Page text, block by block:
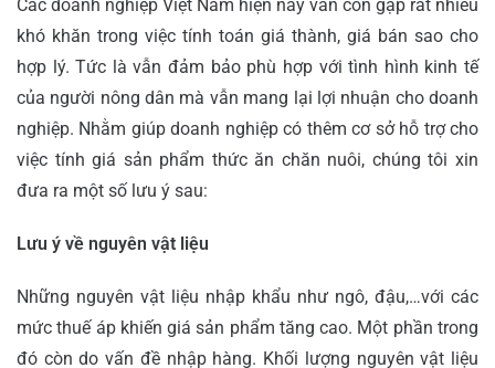
Các doanh nghiệp Việt Nam hiện nay vẫn còn gặp rất nhiều
khó khăn trong việc tính toán giá thành, giá bán sao cho
hợp lý. Tức là vẫn đảm bảo phù hợp với tình hình kinh tế
của người nông dân mà vẫn mang lại lợi nhuận cho doanh
nghiệp. Nhằm giúp doanh nghiệp có thêm cơ sở hỗ trợ cho
việc tính giá sản phẩm thức ăn chăn nuôi, chúng tôi xin
đưa ra một số lưu ý sau:
Lưu ý về nguyên vật liệu
Những nguyên vật liệu nhập khẩu như ngô, đậu,…với các
mức thuế áp khiến giá sản phẩm tăng cao. Một phần trong
đó còn do vấn đề nhập hàng. Khối lượng nguyên vật liệu